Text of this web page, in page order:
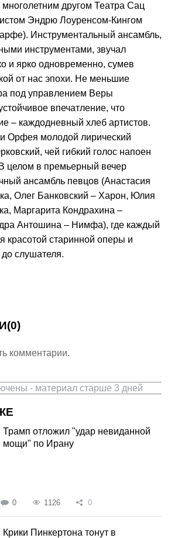
другом Театра Сац
Эндрю Лоуренсом-Кингом
Инструментальный ансамбль,
инструментами, звучал
и ярко одновременно, сумев
от нас эпохи. Не меньшие
под управлением Веры
впечатление, что
– каждодневный хлеб артистов.
Орфея молодой лирический
чей гибкий голос напоен
целом в премьерный вечер
ансамбль певцов (Анастасия
Олег Банковский – Харон, Юлия
Маргарита Кондрахина –
Антошина – Нимфа), где каждый
красотой старинной оперы и
слушателя.
(0)
комментарии.
- материал старше 3 дней
Трамп отложил "удар невиданной
мощи" по Ирану
0 1126 0
Крики Пинкертона тонут в